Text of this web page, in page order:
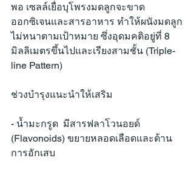
พอ เซลล์เยื่อบุโพรงมดลูกจะขาด
ออกซิเจนและสารอาหาร ทำให้ผนังมดลูก
ไม่หนาตามเป้าหมาย ซึ่งอุดมคติอยู่ที่ 8
มิลลิเมตรขึ้นไปและเรียงสามชั้น (Triple-
line Pattern)
ช่วงบำรุงแนะนำให้เสริม
- น้ำมะกรูด  มีสารฟลาโวนอยด์
(Flavonoids) ขยายหลอดเลือดและต้าน
การอักเสบ